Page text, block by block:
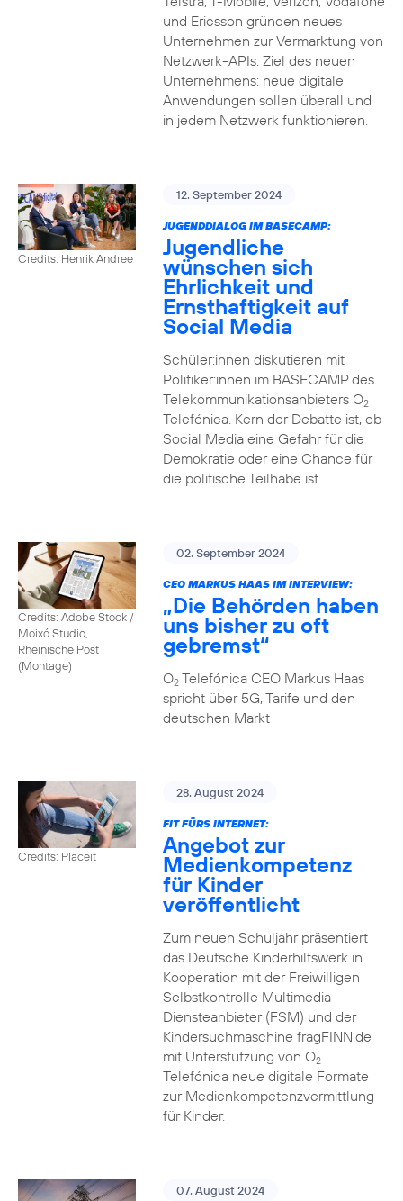
und Ericsson gründen neues
Unternehmen zur Vermarktung von
Netzwerk-APIs. Ziel des neuen
Unternehmens: neue digitale
Anwendungen sollen überall und
in jedem Netzwerk funktionieren.
Credits: Henrik Andree
12. September 2024
JUGENDDIALOG IM BASECAMP:
Jugendliche
wünschen sich
Ehrlichkeit und
Ernsthaftigkeit auf
Social Media
Schüler:innen diskutieren mit
Politiker:innen im BASECAMP des
Telekommunikationsanbieters O2
Telefónica. Kern der Debatte ist, ob
Social Media eine Gefahr für die
Demokratie oder eine Chance für
die politische Teilhabe ist.
Credits: Adobe Stock /
Moixó Studio,
Rheinische Post
(Montage)
02. September 2024
CEO MARKUS HAAS IM INTERVIEW:
„Die Behörden haben
uns bisher zu oft
gebremst“
O2Telefónica CEO Markus Haas
spricht über 5G, Tarife und den
deutschen Markt
Credits: Placeit
28. August 2024
FIT FÜRS INTERNET:
Angebot zur
Medienkompetenz
für Kinder
veröffentlicht
Zum neuen Schuljahr präsentiert
das Deutsche Kinderhilfswerk in
Kooperation mit der Freiwilligen
Selbstkontrolle Multimedia-
Diensteanbieter (FSM) und der
Kindersuchmaschine fragFINN.de
mit Unterstützung von O2
Telefónica neue digitale Formate
zur Medienkompetenzvermittlung
für Kinder.
07. August 2024